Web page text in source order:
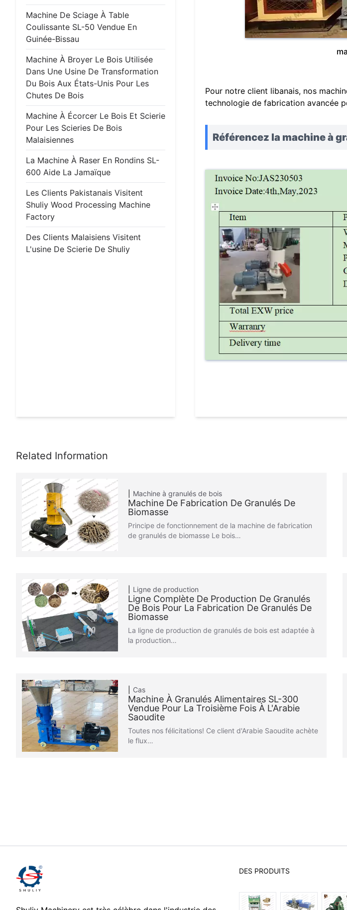
Machine De Sciage À Table
Coulissante SL-50 Vendue En
Guinée-Bissau
Machine À Broyer Le Bois Utilisée
Dans Une Usine De Transformation
Du Bois Aux États-Unis Pour Les
Chutes De Bois
Machine À Écorcer Le Bois Et Scierie
Pour Les Scieries De Bois
Malaisiennes
La Machine À Raser En Rondins SL-
600 Aide La Jamaïque
Les Clients Pakistanais Visitent
Shuliy Wood Processing Machine
Factory
Des Clients Malaisiens Visitent
L'usine De Scierie De Shuliy
Pour notre client libanais, nos
technologie de fabrication avancée
Référencez la machine à
Machine à granulés de bois
Machine De Fabrication De Granulés De
Biomasse
Principe de fonctionnement de la machine de fabrication
de granulés de biomasse Le bois…
Ligne de production
Ligne Complète De Production De Granulés
De Bois Pour La Fabrication De Granulés De
Biomasse
La ligne de production de granulés de bois est adaptée à
la production…
Cas
Machine À Granulés Alimentaires SL-300
Vendue Pour La Troisième Fois À L'Arabie
Saoudite
Toutes nos félicitations! Ce client d'Arabie Saoudite achète
le flux…
DES PRODUITS